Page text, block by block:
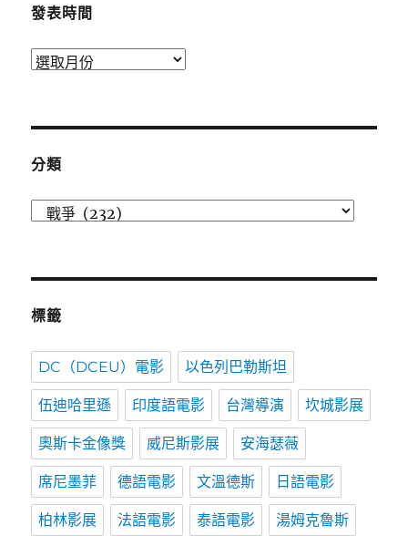
發表時間
發
分類
標籤
DC（DCEU）電影 以色列巴勒斯坦
伍迪哈里遜 印度語電影 台灣導演 坎城影展
奧斯卡金像獎 威尼斯影展 安海瑟薇
席尼墨菲 德語電影 文溫德斯 日語電影
柏林影展 法語電影 泰語電影 湯姆克魯斯